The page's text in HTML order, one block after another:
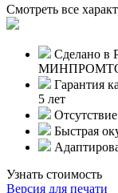
Смотреть все
Сделано в
Гарантия
5 лет
Быстрая
Узнать стоимость
Версия для печати